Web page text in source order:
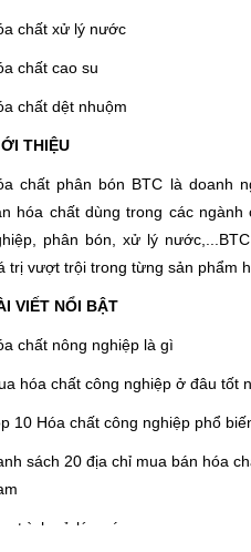
chất xử lý nước
chất cao su
chất dệt nhuộm
THIỆU
chất phân bón BTC là doanh
hóa chất dùng trong các ngành
phân bón, xử lý
trị vượt trội trong từng sản phẩm
VIẾT NỔI BẬT
chất nông nghiệp là gì
hóa chất công nghiệp ở đâu tốt
10 Hóa chất công nghiệp phổ
sách 20 địa chỉ mua bán hóa
trình xử lý nước